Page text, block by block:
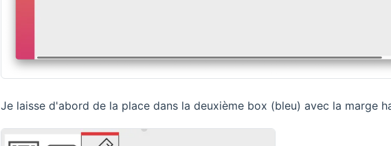
Je laisse d'abord de la place dans la deuxième box (bleu) avec la marge